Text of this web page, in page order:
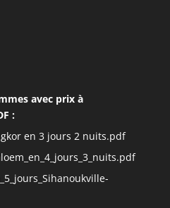
avec prix à
:
en 3 jours 2 nuits.pdf